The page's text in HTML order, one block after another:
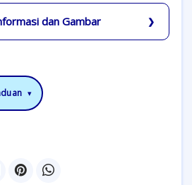
dan Gambar
▾